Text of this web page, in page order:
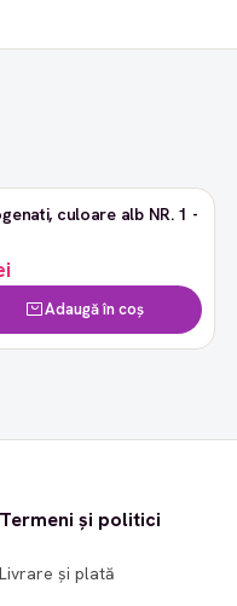
culoare alb NR. 1 -
Adaugă în coș
Termeni și politici
Livrare și plată